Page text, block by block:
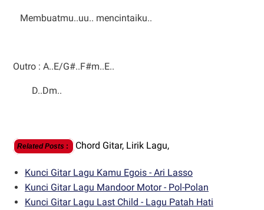
Membuatmu..uu.. mencintaiku..
Outro : A..E/G#..F#m..E..
D..Dm..
Related Posts : Chord Gitar, Lirik Lagu,
Kunci Gitar Lagu Kamu Egois - Ari Lasso
Kunci Gitar Lagu Mandoor Motor - Pol-Polan
Kunci Gitar Lagu Last Child - Lagu Patah Hati